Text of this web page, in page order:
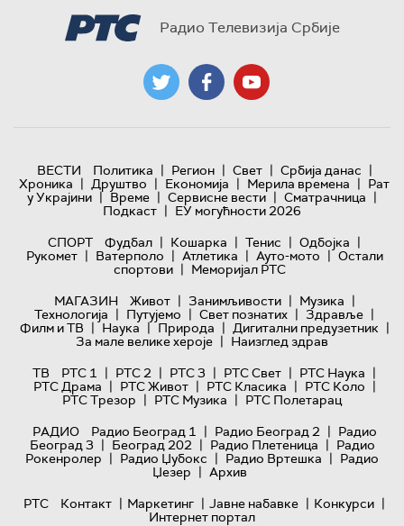
Радио Телевизија Србије
ВЕСТИ Политика | Регион | Свет | Србија данас |
Хроника | Друштво | Економија | Мерила времена | Рат
у Украјини | Време | Сервисне вести | Сматрачница |
Подкаст | ЕУ могућности 2026
СПОРТ
Фудбал | Кошарка | Тенис | Одбојка |
Рукомет | Ватерполо | Атлетика | Ауто-мото | Остали
спортови | Меморијал РТС
МАГАЗИН
Живот | Занимљивости | Музика |
Технологијa | Путујемо | Свет познатих | Здравље |
Филм и ТВ | Наука | Природа | Дигитални предузетник |
За мале велике хероје | Наизглед здрав
ТВ
РТС 1 | РТС 2 | РТС 3 | РТС Свет | РТС Наука |
РТС Драма | РТС Живот | РТС Класика | РТС Коло |
РТС Трезор | РТС Музика | РТС Полетарац
РАДИО
Радио Београд 1 | Радио Београд 2 | Радио
Београд 3 | Београд 202 | Радио Плетеница | Радио
Рокенролер | Радио Џубокс | Радио Вртешка | Радио
Џезер | Архив
РТС
Контакт | Маркетинг | Јавне набавке | Конкурси |
Интернет портал